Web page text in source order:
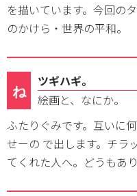
を描いています。今回の
のかけら・世界の平和。
ね
ツギハギ。
絵画と、なにか。
ふたりぐみです。互いに
せーの で出します。チラ
てくれた人へ。どうもあ